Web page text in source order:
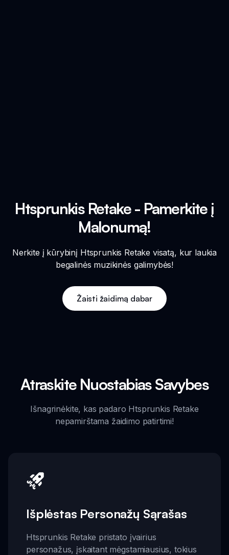
Htsprunkis Retake - Pamerkite į
Malonumą!
Nerkite į kūrybinį Htsprunkis Retake visatą, kur laukia
begalinės muzikinės galimybės!
Žaisti žaidimą dabar
Atraskite Nuostabias Savybes
Išnagrinėkite, kas padaro Htsprunkis Retake
nepamirštama žaidimo patirtimi!
Išplėstas Personažų Sąrašas
Htsprunkis Retake pristato įvairius
personažus, įskaitant mėgstamiausius, tokius